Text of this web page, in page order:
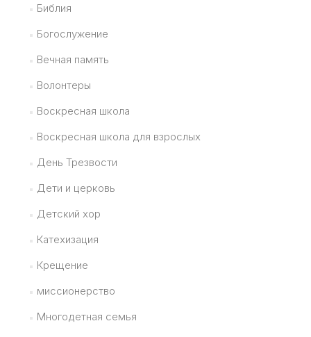
Библия
Богослужение
Вечная память
Волонтеры
Воскресная школа
Воскресная школа для взрослых
День Трезвости
Дети и церковь
Детский хор
Катехизация
Крещение
миссионерство
Многодетная семья